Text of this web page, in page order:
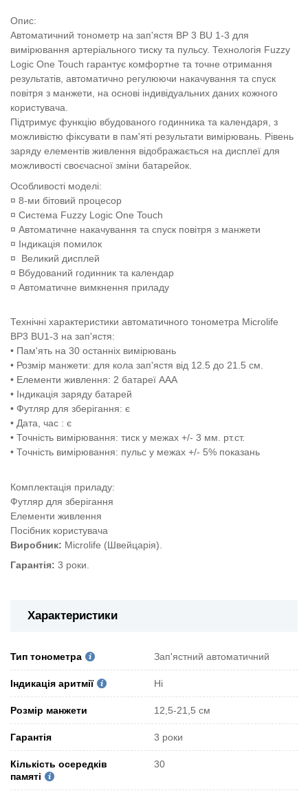
Опис:
Автоматичний тонометр на зап'ястя BP 3 BU 1-3 для
вимірювання артеріального тиску та пульсу. Технологія Fuzzy
Logic One Touch гарантує комфортне та точне отримання
результатів, автоматично регулюючи накачування та спуск
повітря з манжети, на основі індивідуальних даних кожного
користувача.
Підтримує функцію вбудованого годинника та календаря, з
можливістю фіксувати в пам'яті результати вимірювань. Рівень
заряду елементів живлення відображається на дисплеї для
можливості своєчасної зміни батарейок.
Особливості моделі:
¤ 8-ми бітовий процесор
¤ Система Fuzzy Logic One Touch
¤ Автоматичне накачування та спуск повітря з манжети
¤ Індикація помилок
¤
Великий дисплей
¤ Вбудований годинник та календар
¤ Автоматичне вимкнення приладу
Технічні характеристики автоматичного тонометра Microlife
BP3 BU1-3 на зап'ястя:
• Пам'ять на 30 останніх вимірювань
• Розмір манжети: для кола зап'ястя від 12.5 до 21.5 см.
• Елементи живлення: 2 батареї ААА
• Індикація заряду батарей
• Футляр для зберігання: є
• Дата, час : є
• Точність вимірювання: тиск у межах +/- 3 мм. рт.ст.
• Точність вимірювання: пульс у межах +/- 5% показань
Комплектація приладу:
Футляр для зберігання
Елементи живлення
Посібник користувача
Виробник: Microlife (Швейцарія).
Гарантія: 3 роки.
Характеристики
Тип тонометра Зап'ястний автоматичний
Індикація аритмії Ні
Розмір манжети 12,5-21,5 см
Гарантія 3 роки
Кількість осередків
памяті
30